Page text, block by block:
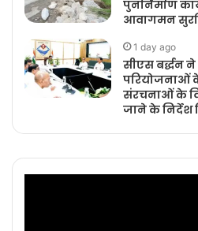
पुनर्निर्माण
आवागमन
1 day ago
सीएस बर्द्धन ने
परियोजनाओं
संरचनाओं के
जाने के निर्देश